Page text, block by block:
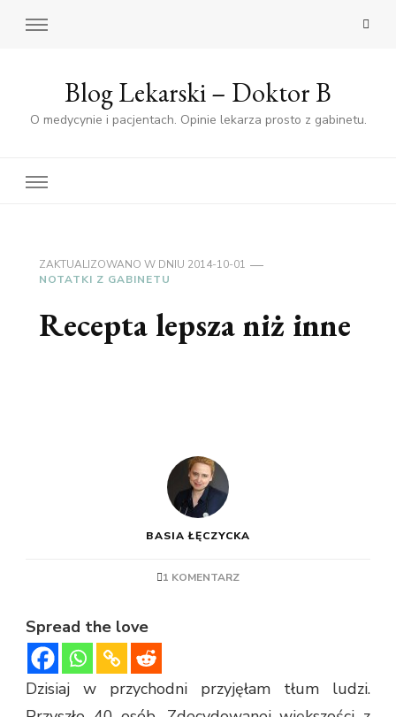
Blog Lekarski – Doktor B
O medycynie i pacjentach. Opinie lekarza prosto z gabinetu.
ZAKTUALIZOWANO W DNIU 2014-10-01
NOTATKI Z GABINETU
Recepta lepsza niż inne
BASIA ŁĘCZYCKA
1 KOMENTARZ
Spread the love
Dzisiaj w przychodni przyjęłam tłum ludzi.